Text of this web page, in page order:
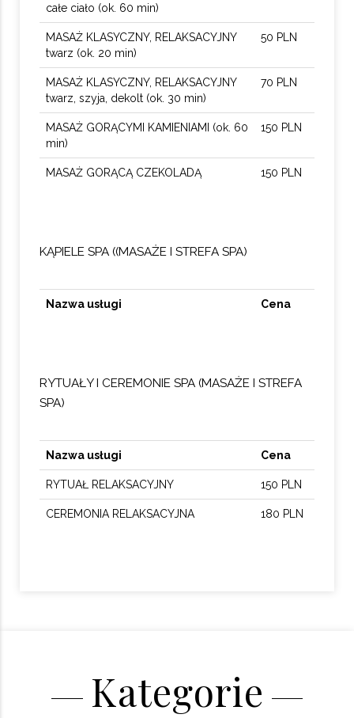
całe ciało (ok. 60 min)
MASAŻ KLASYCZNY, RELAKSACYJNY
twarz (ok. 20 min)
50 PLN
MASAŻ KLASYCZNY, RELAKSACYJNY
twarz, szyja, dekolt (ok. 30 min)
70 PLN
MASAŻ GORĄCYMI KAMIENIAMI (ok. 60
min)
150 PLN
MASAŻ GORĄCĄ CZEKOLADĄ 150 PLN
KĄPIELE SPA ((MASAŻE I STREFA SPA)
Nazwa usługi Cena
RYTUAŁY I CEREMONIE SPA (MASAŻE I STREFA
SPA)
Nazwa usługi Cena
RYTUAŁ RELAKSACYJNY 150 PLN
CEREMONIA RELAKSACYJNA 180 PLN
Kategorie